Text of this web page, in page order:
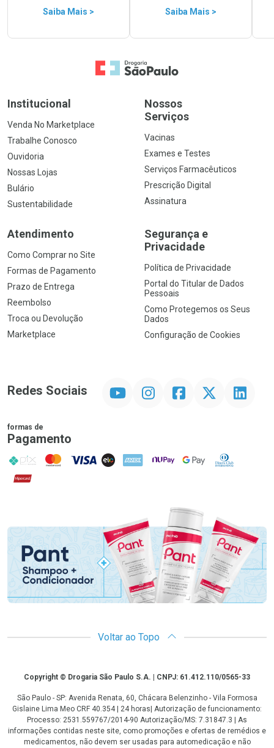
Saiba Mais > Saiba Mais >
Ir para a Home
Institucional
Venda No Marketplace
Trabalhe Conosco
Ouvidoria
Nossas Lojas
Bulário
Sustentabilidade
Nossos
Serviços
Vacinas
Exames e Testes
Serviços Farmacêuticos
Prescrição Digital
Assinatura
Atendimento
Como Comprar no Site
Formas de Pagamento
Prazo de Entrega
Reembolso
Troca ou Devolução
Marketplace
Segurança e
Privacidade
Política de Privacidade
Portal do Titular de Dados
Pessoais
Como Protegemos os Seus
Dados
Configuração de Cookies
Redes Sociais InstagramFacebook Linkedin
formas de
Pagamento
PIX MasterCard
VISA ELO AMEX NuPay Google PayDiners Club
Hipercard
Promoção em Destaque
Voltar ao Topo
CopyrightCopyright © Drogaria São Paulo S.A. | CNPJ: 61.412.110/0565-33
São Paulo - SP: Avenida Renata, 60, Chácara Belenzinho - Vila Formosa
Gislaine Lima Meo CRF 40.354 | 24 horas| Autorização de funcionamento:
Processo: 2531.559767/2014-90 Autorização/MS: 7.31847.3 | As
informações contidas neste site, como promoções e ofertas de remédios e
medicamentos, não devem ser usadas para automedicação e não